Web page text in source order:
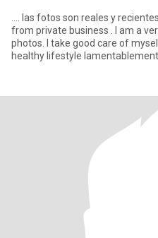
.... las fotos son reales y recientes. US Army Veteran, and retired
from private business . I am a
photos. I take good care of
healthy lifestyle